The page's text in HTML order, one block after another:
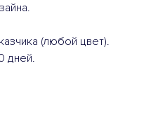
(любой цвет).
дней.